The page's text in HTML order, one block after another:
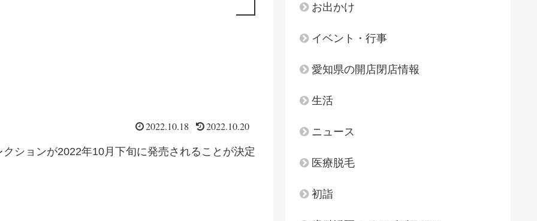
2022.10.18 2022.10.20
ションが2022年10月下旬に発売されることが決定
お出かけ
イベント・行事
愛知県の開店閉店情報
生活
ニュース
医療脱毛
初詣